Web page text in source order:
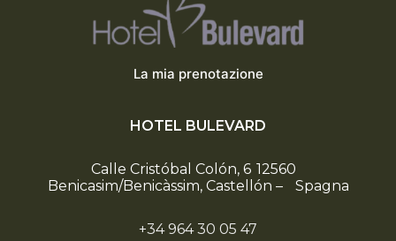
La mia prenotazione
HOTEL BULEVARD
Calle Cristóbal Colón, 6 12560
Benicasim/Benicàssim, Castellón – Spagna
+34 964 30 05 47